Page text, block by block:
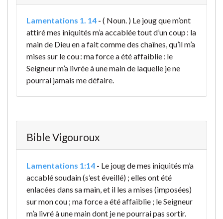
Lamentations 1. 14 - ( Noun. ) Le joug que m’ont
attiré mes iniquités m’a accablée tout d’un coup : la
main de Dieu en a fait comme des chaînes, qu’il m’a
mises sur le cou : ma force a été affaiblie : le
Seigneur m’a livrée à une main de laquelle je ne
pourrai jamais me défaire.
Bible Vigouroux
Lamentations 1:14 - Le joug de mes iniquités m’a
accablé soudain (s’est éveillé) ; elles ont été
enlacées dans sa main, et il les a mises (imposées)
sur mon cou ; ma force a été affaiblie ; le Seigneur
m’a livré à une main dont je ne pourrai pas sortir.